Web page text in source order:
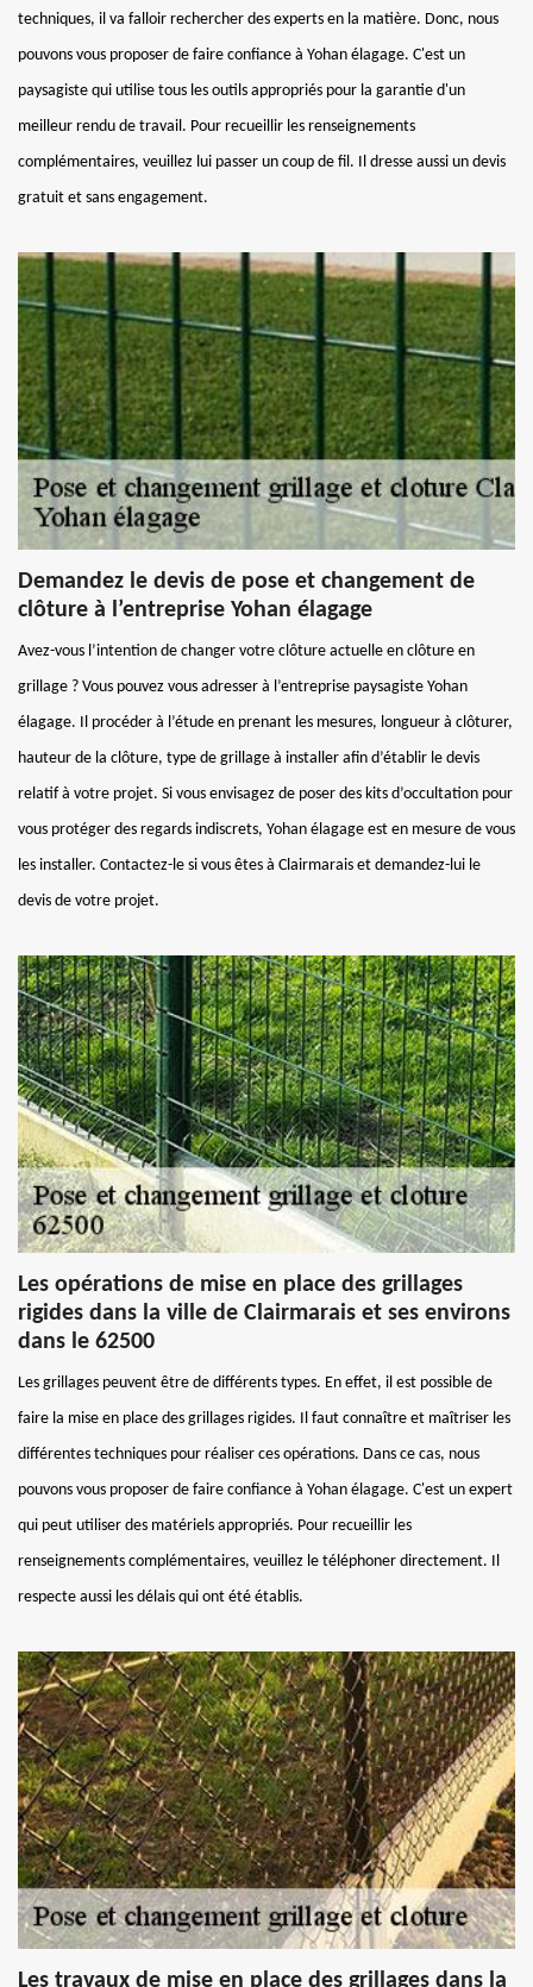
techniques, il va falloir rechercher des experts en la matière. Donc, nous
pouvons vous proposer de faire confiance à Yohan élagage. C'est un
paysagiste qui utilise tous les outils appropriés pour la garantie d'un
meilleur rendu de travail. Pour recueillir les renseignements
complémentaires, veuillez lui passer un coup de fil. Il dresse aussi un devis
gratuit et sans engagement.
Demandez le devis de pose et changement de
clôture à l’entreprise Yohan élagage
Avez-vous l’intention de changer votre clôture actuelle en clôture en
grillage ? Vous pouvez vous adresser à l’entreprise paysagiste Yohan
élagage. Il procéder à l’étude en prenant les mesures, longueur à clôturer,
hauteur de la clôture, type de grillage à installer afin d’établir le devis
relatif à votre projet. Si vous envisagez de poser des kits d’occultation pour
vous protéger des regards indiscrets, Yohan élagage est en mesure de vous
les installer. Contactez-le si vous êtes à Clairmarais et demandez-lui le
devis de votre projet.
Les opérations de mise en place des grillages
rigides dans la ville de Clairmarais et ses environs
dans le 62500
Les grillages peuvent être de différents types. En effet, il est possible de
faire la mise en place des grillages rigides. Il faut connaître et maîtriser les
différentes techniques pour réaliser ces opérations. Dans ce cas, nous
pouvons vous proposer de faire confiance à Yohan élagage. C'est un expert
qui peut utiliser des matériels appropriés. Pour recueillir les
renseignements complémentaires, veuillez le téléphoner directement. Il
respecte aussi les délais qui ont été établis.
Les travaux de mise en place des grillages dans la